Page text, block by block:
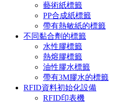
藝術紙標籤
PP合成紙標籤
帶有熱敏紙的標籤
不同黏合劑的標籤
水性膠標籤
熱熔膠標籤
油性膠水標籤
帶有3M膠水的標籤
RFID資料初始化設備
RFID印表機